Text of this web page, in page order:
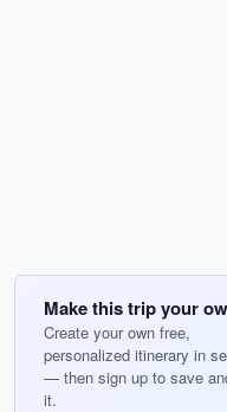
Make this trip your
Create your own free,
personalized itinerary in
— then sign up to save
it.